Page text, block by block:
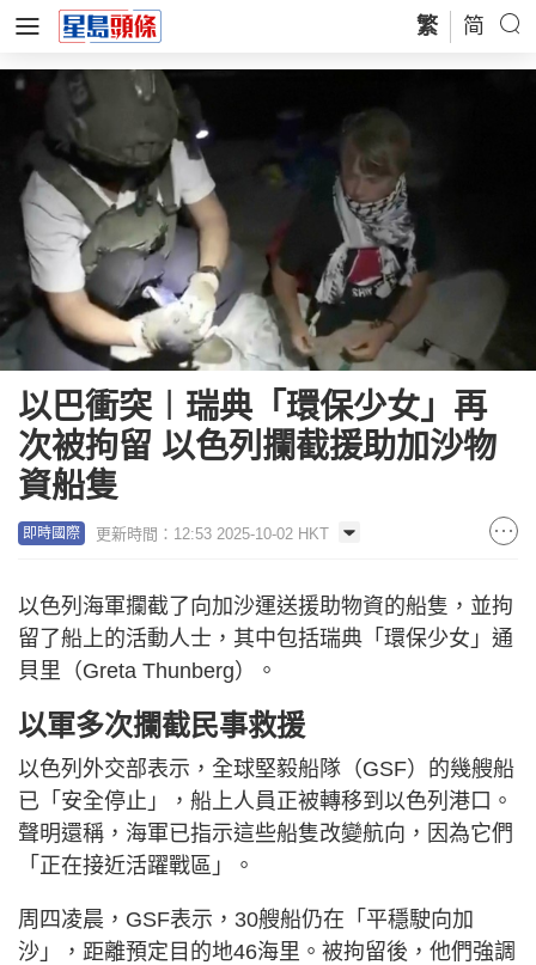
繁 简
以巴衝突︱瑞典「環保少女」再
次被拘留 以色列攔截援助加沙物
資船隻
即時國際 更新時間：12:53 2025-10-02 HKT
以色列海軍攔截了向加沙運送援助物資的船隻，並拘
留了船上的活動人士，其中包括瑞典「環保少女」通
貝里（Greta Thunberg）。
以軍多次攔截民事救援
以色列外交部表示，全球堅毅船隊（GSF）的幾艘船
已「安全停止」，船上人員正被轉移到以色列港口。
聲明還稱，海軍已指示這些船隻改變航向，因為它們
「正在接近活躍戰區」。
周四凌晨，GSF表示，30艘船仍在「平穩駛向加
沙」，距離預定目的地46海里。被拘留後，他們強調